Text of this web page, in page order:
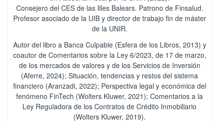
Consejero del CES de las Illes Balears. Patrono de Finsalud.
Profesor asociado de la UIB y director de trabajo fin de máster
de la UNIR.
Autor del libro a Banca Culpable (Esfera de los Libros, 2013) y
coautor de Comentarios sobre la Ley 6/2023, de 17 de marzo,
de los mercados de valores y de los Servicios de Inversión
(Aferre, 2024); Situación, tendencias y restos del sistema
financiero (Aranzadi, 2022); Perspectiva legal y económica del
fenómeno FinTech (Wolters Kluwer, 2021); Comentarios a la
Ley Reguladora de los Contratos de Crédito Inmobiliario
(Wolters Kluwer, 2019).